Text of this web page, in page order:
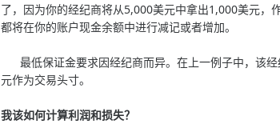
了，因为你的经纪商将从5,000美元中拿出1,000美元，
都将在你的账户现金余额中进行减记或者增加。
最低保证金要求因经纪商而异。在上一例子中，该经
元作为交易头寸。
我该如何计算利润和损失？